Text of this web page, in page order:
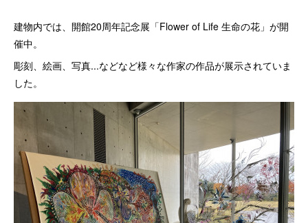
建物内では、開館20周年記念展「Flower of Life 生命の花」が開
催中。
彫刻、絵画、写真...などなど様々な作家の作品が展示されていま
した。